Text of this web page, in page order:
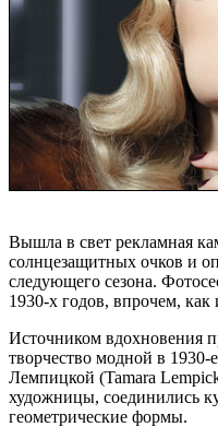
Вышла в свет рекламная
солнцезащитных очков и
следующего сезона.
1930-х годов, впрочем, как
Источником вдохновения
творчество модной в
Лемпицкой (Tamara
художницы, соединились
геометрические формы.